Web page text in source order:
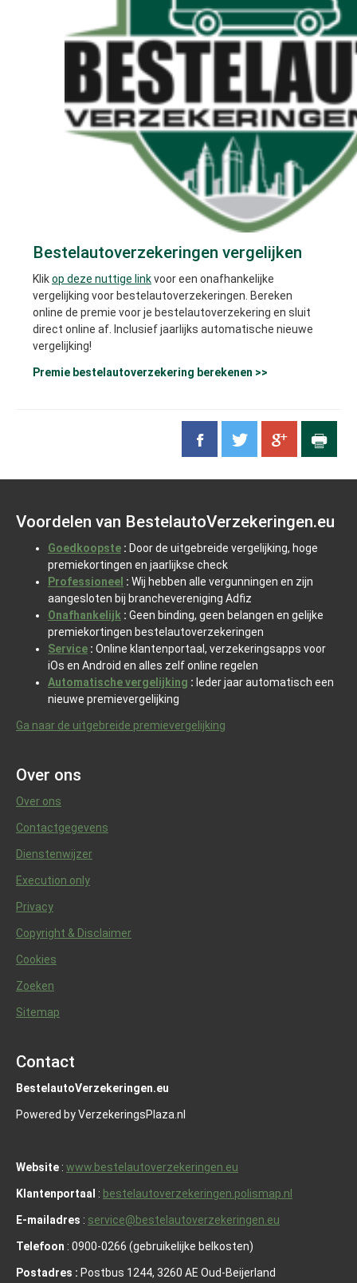
Bestelautoverzekeringen vergelijken
Klikop deze nuttige linkvoor een onafhankelijke
vergelijking voor bestelautoverzekeringen. Bereken
online de premie voor je bestelautoverzekering en sluit
direct online af. Inclusief jaarlijks automatische nieuwe
vergelijking!
Premie bestelautoverzekering berekenen >>
Voordelen van BestelautoVerzekeringen.eu
Goedkoopste : Door de uitgebreide vergelijking, hoge
premiekortingen en jaarlijkse check
Professioneel : Wij hebben alle vergunningen en zijn
aangesloten bij branchevereniging Adfiz
Onafhankelijk : Geen binding, geen belangen en gelijke
premiekortingen bestelautoverzekeringen
Service : Online klantenportaal, verzekeringsapps voor
iOs en Android en alles zelf online regelen
Automatische vergelijking : Ieder jaar automatisch een
nieuwe premievergelijking
Ga naar de uitgebreide premievergelijking
Over ons
Over ons
Contactgegevens
Dienstenwijzer
Execution only
Privacy
Copyright & Disclaimer
Cookies
Zoeken
Sitemap
Contact
BestelautoVerzekeringen.eu
Powered by VerzekeringsPlaza.nl
Website : www.bestelautoverzekeringen.eu
Klantenportaal : bestelautoverzekeringen.polismap.nl
E-mailadres : service@bestelautoverzekeringen.eu
Telefoon : 0900-0266 (gebruikelijke belkosten)
Postadres : Postbus 1244, 3260 AE Oud-Beijerland